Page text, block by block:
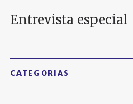
Entrevista especial
CATEGORIAS